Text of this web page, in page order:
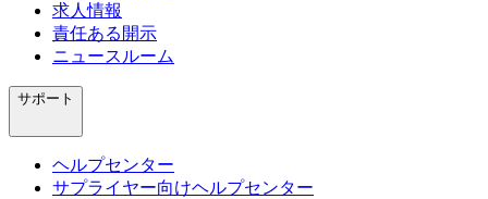
求人情報
責任ある開示
ニュースルーム
サポート
ヘルプセンター
サプライヤー向けヘルプセンター